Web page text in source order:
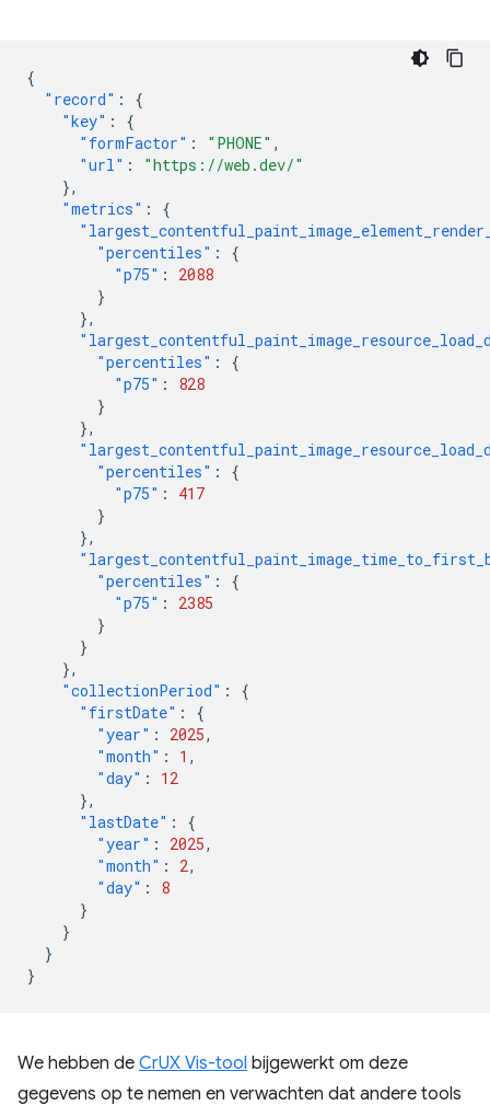
{
"record" :
{
"key" :
{
"formFactor" : "PHONE" ,
"url" :
"https://web.dev/"
},
"metrics" :
{
"percentiles" :
{
"p75" :
2088
}
},
"percentiles" :
{
"p75" :
828
}
},
"percentiles" :
{
"p75" :
417
}
},
"percentiles" :
{
"p75" :
2385
}
}
},
"collectionPeriod" :
{
"firstDate" :
{
"year" : 2025,
"month" : 1 ,
"day" :
12
},
"lastDate" :
{
"year" : 2025,
"month" : 2,
"day" :
8
}
}
}
}
We hebben de CrUX Vis-tool bijgewerkt om deze
gegevens op te nemen en verwachten dat andere tools